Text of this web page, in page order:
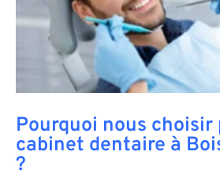
Pourquoi nous choisir
cabinet dentaire à
?